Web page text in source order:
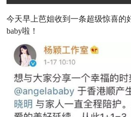
今天早上芭姐收到一条超级惊喜的
baby啦！